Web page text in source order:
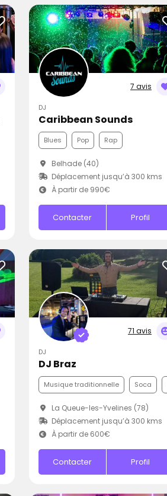
7 avis
DJ
Caribbean Sounds
Blues Pop Rap
Belhade (40)
Déplacement jusqu’à 300 kms
À partir de 990€
Contacter Profil
71 avis
DJ
DJ Braz
Musique traditionnelle Soca
La Queue-les-Yvelines (78)
Déplacement jusqu’à 300 kms
À partir de 600€
Contacter Profil